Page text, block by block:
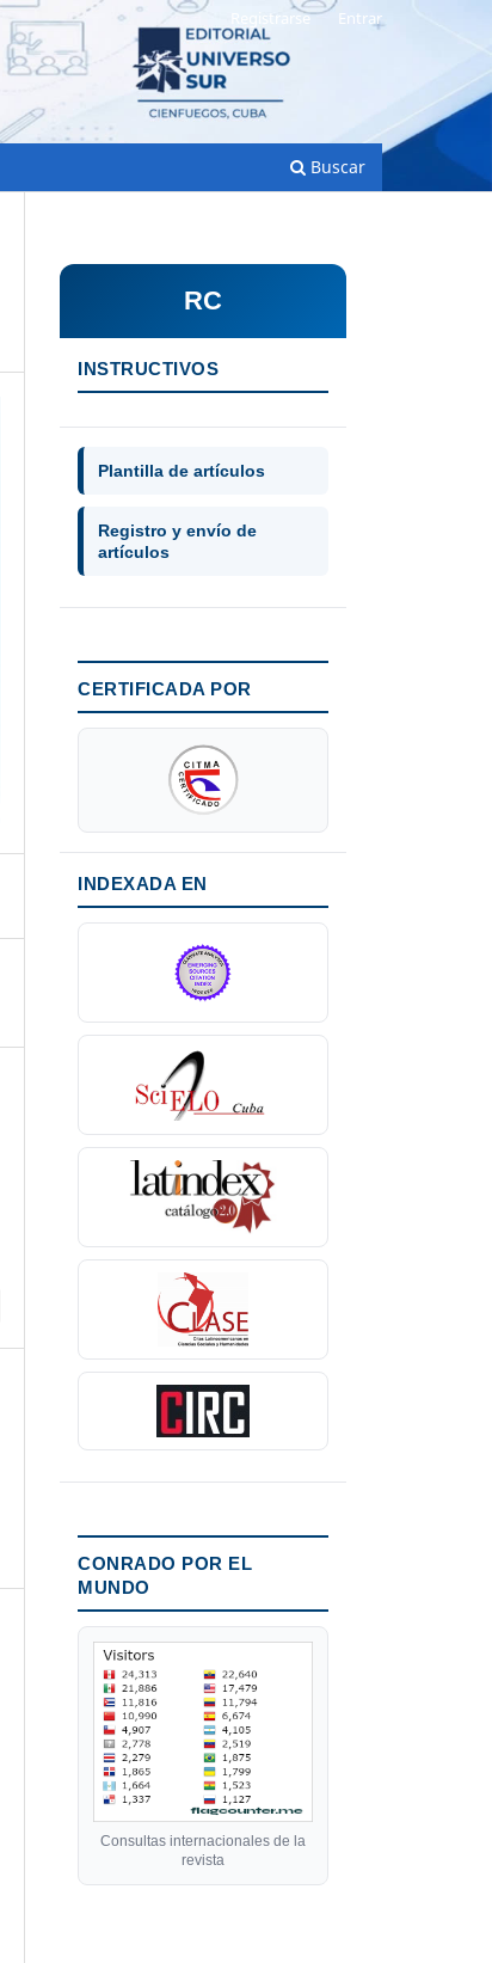
Buscar
Registrarse Entrar
RC
INSTRUCTIVOS
Plantilla de artículos
Registro y envío de
artículos
CERTIFICADA POR
INDEXADA EN
CONRADO POR EL
MUNDO
Consultas internacionales de la
revista